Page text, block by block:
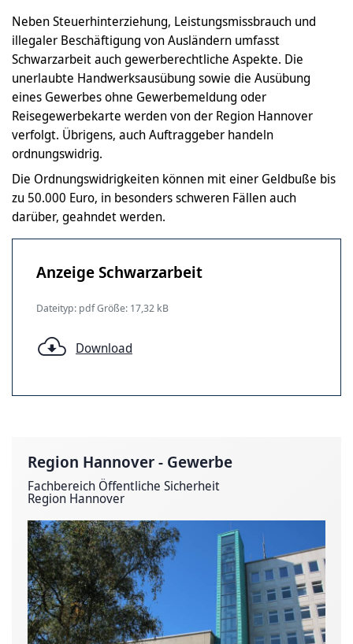
Neben Steuerhinterziehung, Leistungsmissbrauch und
illegaler Beschäftigung von Ausländern umfasst
Schwarzarbeit auch gewerberechtliche Aspekte. Die
unerlaubte Handwerksausübung sowie die Ausübung
eines Gewerbes ohne Gewerbemeldung oder
Reisegewerbekarte werden von der Region Hannover
verfolgt. Übrigens, auch Auftraggeber handeln
ordnungswidrig.
Die Ordnungswidrigkeiten können mit einer Geldbuße bis
zu 50.000 Euro, in besonders schweren Fällen auch
darüber, geahndet werden.
Anzeige Schwarzarbeit
Dateityp: pdf Größe: 17,32 kB
Download
Region Hannover - Gewerbe
Fachbereich Öffentliche Sicherheit
Region Hannover